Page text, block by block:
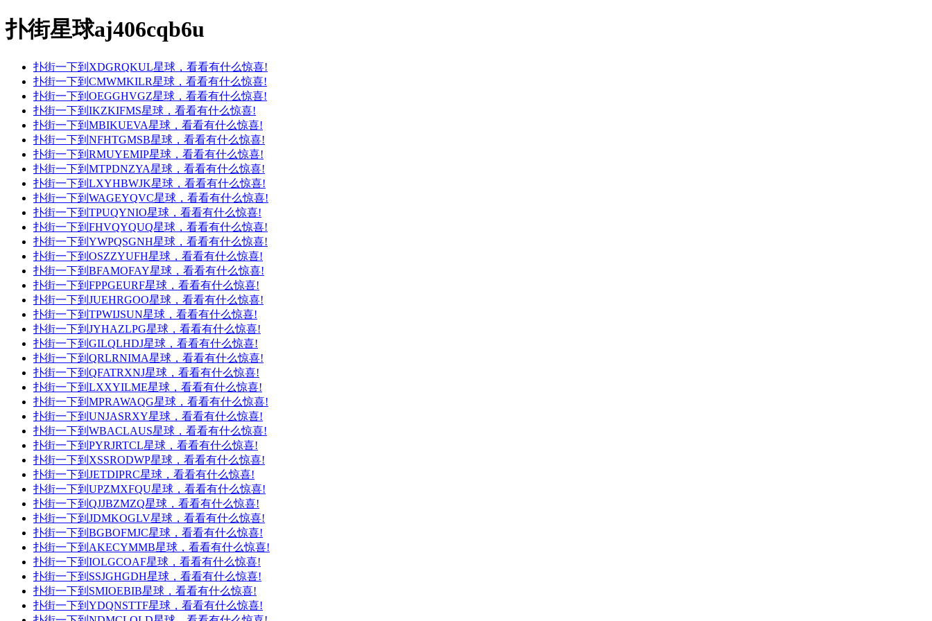
扑街星球aj406cqb6u
扑街一下到XDGRQKUL星球，看看有什么惊喜!
扑街一下到CMWMKILR星球，看看有什么惊喜!
扑街一下到OEGGHVGZ星球，看看有什么惊喜!
扑街一下到IKZKIFMS星球，看看有什么惊喜!
扑街一下到MBIKUEVA星球，看看有什么惊喜!
扑街一下到NFHTGMSB星球，看看有什么惊喜!
扑街一下到RMUYEMIP星球，看看有什么惊喜!
扑街一下到MTPDNZYA星球，看看有什么惊喜!
扑街一下到LXYHBWJK星球，看看有什么惊喜!
扑街一下到WAGEYQVC星球，看看有什么惊喜!
扑街一下到TPUQYNIO星球，看看有什么惊喜!
扑街一下到FHVQYQUQ星球，看看有什么惊喜!
扑街一下到YWPQSGNH星球，看看有什么惊喜!
扑街一下到OSZZYUFH星球，看看有什么惊喜!
扑街一下到BFAMOFAY星球，看看有什么惊喜!
扑街一下到FPPGEURF星球，看看有什么惊喜!
扑街一下到JUEHRGOO星球，看看有什么惊喜!
扑街一下到TPWIJSUN星球，看看有什么惊喜!
扑街一下到JYHAZLPG星球，看看有什么惊喜!
扑街一下到GILQLHDJ星球，看看有什么惊喜!
扑街一下到QRLRNIMA星球，看看有什么惊喜!
扑街一下到QFATRXNJ星球，看看有什么惊喜!
扑街一下到LXXYILME星球，看看有什么惊喜!
扑街一下到MPRAWAQG星球，看看有什么惊喜!
扑街一下到UNJASRXY星球，看看有什么惊喜!
扑街一下到WBACLAUS星球，看看有什么惊喜!
扑街一下到PYRJRTCL星球，看看有什么惊喜!
扑街一下到XSSRODWP星球，看看有什么惊喜!
扑街一下到JETDIPRC星球，看看有什么惊喜!
扑街一下到UPZMXFQU星球，看看有什么惊喜!
扑街一下到QJJBZMZQ星球，看看有什么惊喜!
扑街一下到JDMKOGLV星球，看看有什么惊喜!
扑街一下到BGBOFMJC星球，看看有什么惊喜!
扑街一下到AKECYMMB星球，看看有什么惊喜!
扑街一下到IOLGCOAF星球，看看有什么惊喜!
扑街一下到SSJGHGDH星球，看看有什么惊喜!
扑街一下到SMIOEBIB星球，看看有什么惊喜!
扑街一下到YDQNSTTF星球，看看有什么惊喜!